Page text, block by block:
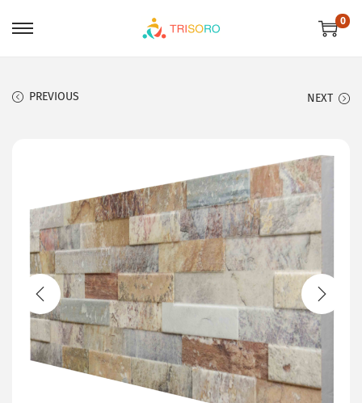
0
PREVIOUS NEXT